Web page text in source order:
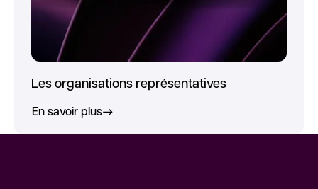
Les organisations représentatives
En savoir plus